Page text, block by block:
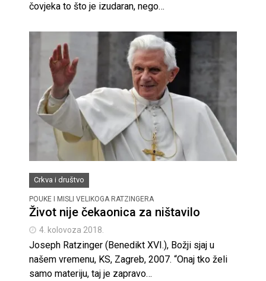
čovjeka to što je izudaran, nego…
Crkva i društvo
POUKE I MISLI VELIKOGA RATZINGERA
Život nije čekaonica za ništavilo
4. kolovoza 2018.
Joseph Ratzinger (Benedikt XVI.), Božji sjaj u
našem vremenu, KS, Zagreb, 2007. “Onaj tko želi
samo materiju, taj je zapravo…